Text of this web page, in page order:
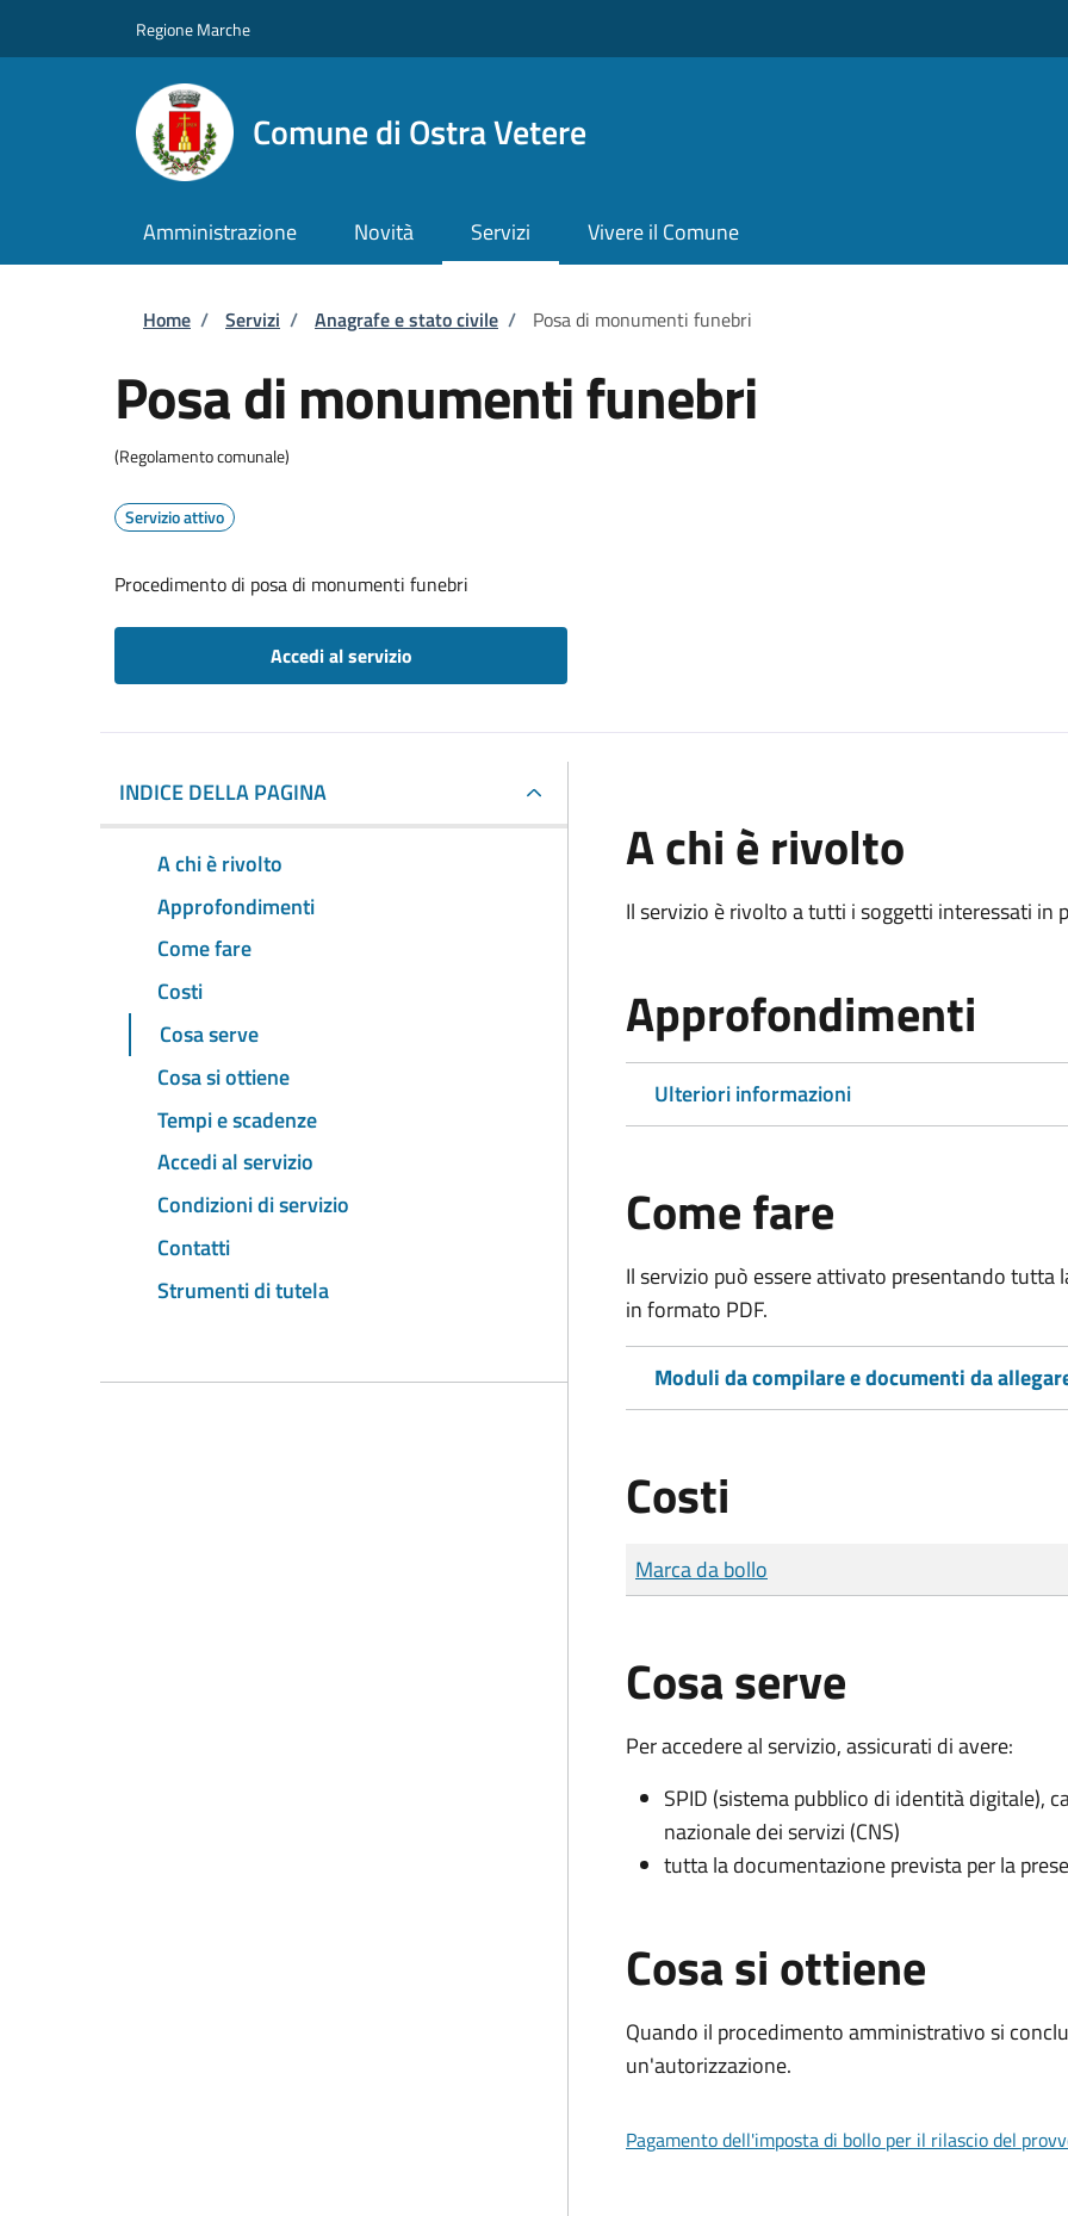
Regione Marche
Comune di Ostra Vetere
Amministrazione Novità Servizi Vivere il Comune
Briciole di pane
Home / Servizi / Anagrafe e stato civile / Posa di monumenti funebri
Posa di monumenti funebri
(Regolamento comunale)
Servizio attivo
Procedimento di posa di monumenti funebri
Accedi al servizio
INDICE DELLA PAGINA
A chi è rivolto
Approfondimenti
Come fare
Costi
Cosa serve
Cosa si ottiene
Tempi e scadenze
Accedi al servizio
Condizioni di servizio
Contatti
Strumenti di tutela
A chi è rivolto
Il servizio è rivolto a tutti i soggetti interessati in
Approfondimenti
Ulteriori informazioni
Come fare
Il servizio può essere attivato presentando
in formato PDF.
Moduli da compilare e documenti da
Costi
Tipo di pagamento
Importo
Marca da bollo
Cosa serve
Per accedere al servizio, assicurati di avere:
SPID (sistema pubblico di identità digitale),
nazionale dei servizi (CNS)
tutta la documentazione prevista per la
Cosa si ottiene
Quando il procedimento amministrativo si
un'autorizzazione.
Pagamento dell'imposta di bollo per il rilascio del